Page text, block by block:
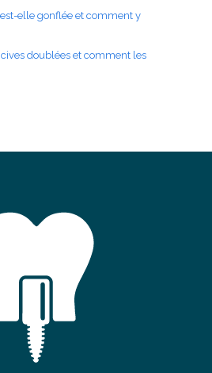
elle gonflée et comment y
doublées et comment les